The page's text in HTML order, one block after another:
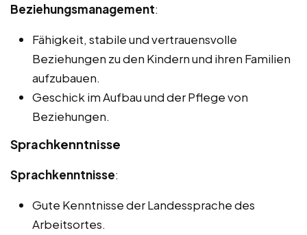
Beziehungsmanagement:
Fähigkeit, stabile und vertrauensvolle
Beziehungen zu den Kindern und ihren Familien
aufzubauen.
Geschick im Aufbau und der Pflege von
Beziehungen.
Sprachkenntnisse
Sprachkenntnisse:
Gute Kenntnisse der Landessprache des
Arbeitsortes.